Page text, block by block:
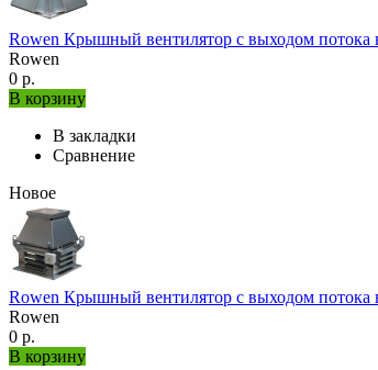
Rowen Крышный вентилятор с выходом потока
Rowen
0 р.
В корзину
В закладки
Сравнение
Новое
Rowen Крышный вентилятор с выходом потока
Rowen
0 р.
В корзину